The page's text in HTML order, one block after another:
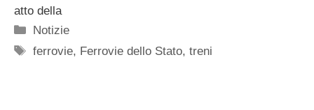
atto della
Categorie
Notizie
Tag
ferrovie, Ferrovie dello Stato,treni